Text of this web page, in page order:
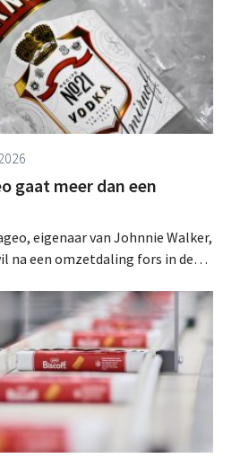
gaat meer dan een
eigenaar van Johnnie Walker,
na een omzetdaling fors in de
cocktails.